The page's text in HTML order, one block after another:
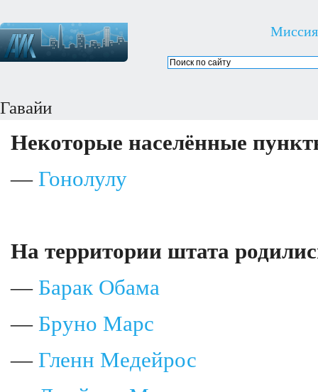
Миссия
Гавайи
Некоторые населённые
— Гонолулу
На территории штата
— Барак Обама
— Бруно Марс
— Гленн Медейрос